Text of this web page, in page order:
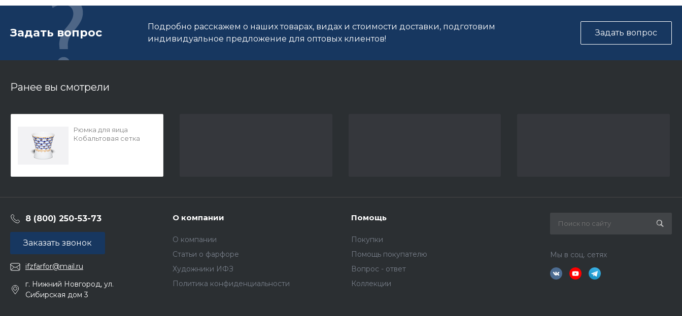
Задать вопрос
Подробно расскажем о наших товарах, видах и стоимости доставки, подготовим
индивидуальное предложение для оптовых клиентов!
Задать вопрос
Ранее вы смотрели
Рюмка для яица
Кобальтовая сетка
8 (800) 250-53-73
Заказать звонок
ifzfarfor@mail.ru
г. Нижний Новгород, ул.
Сибирская дом 3
О компании
О компании
Статьи о фарфоре
Художники ИФЗ
Политика конфиденциальности
Помощь
Покупки
Помощь покупателю
Вопрос - ответ
Коллекции
Мы в соц. сетях